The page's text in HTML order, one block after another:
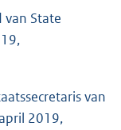
n
van State
van
2019,